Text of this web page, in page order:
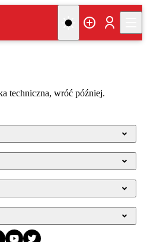
techniczna, wróć później.